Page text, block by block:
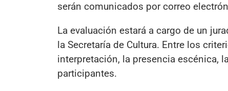
serán comunicados por correo
La evaluación estará a cargo de un
la Secretaría de Cultura. Entre los
interpretación, la presencia escénica,
participantes.